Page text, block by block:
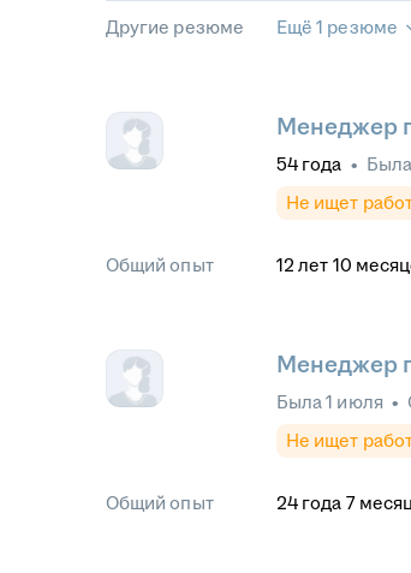
Другие резюме Ещё 1 резюме
Менеджер
54 года • Была
Не ищет
Общий опыт 12 лет 10
Менеджер
Была1 июля •
Не ищет
Общий опыт 24 года 7